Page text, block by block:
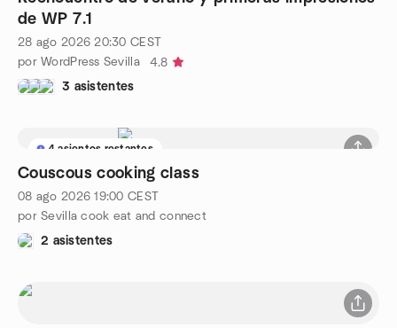
de WP 7.1
28 ago 2026 20:30 CEST
por WordPress Sevilla
4.8
3 asistentes
4 asientos restantes
Couscous cooking class
08 ago 2026 19:00 CEST
por Sevilla cook eat and connect
2 asistentes